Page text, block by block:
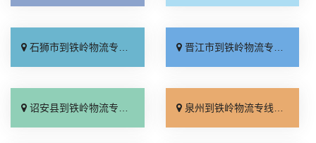
石狮市到铁岭物流专线_快运有保障「运费多少」 晋江市到铁岭物流专线_一站直达「市县闪送」
诏安县到铁岭物流专线_计费标准「要多少钱」 泉州到铁岭物流专线_多久能到「诚信经营」